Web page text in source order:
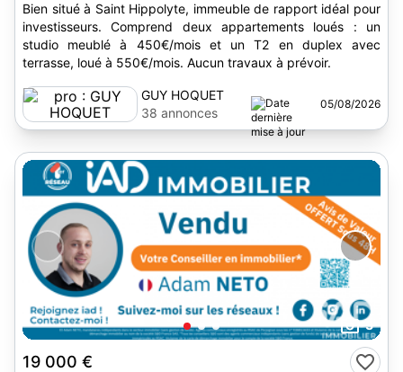
Bien situé à Saint Hippolyte, immeuble de rapport idéal pour
investisseurs. Comprend deux appartements loués : un
studio meublé à 450€/mois et un T2 en duplex avec
terrasse, loué à 550€/mois. Aucun travaux à prévoir.
GUY HOQUET
38 annonces
05/08/2026
3
19 000 €